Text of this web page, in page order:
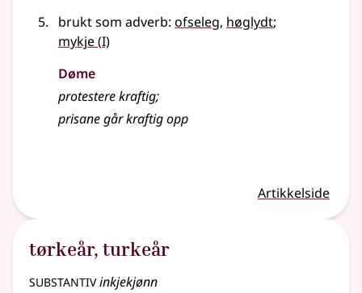
brukt som adverb: ofseleg, høglydt;
mykje(1
I)
Døme
protestere kraftig;
prisane går kraftig opp
Artikkelside
tørkeår, turkeår
substantivinkjekjønn